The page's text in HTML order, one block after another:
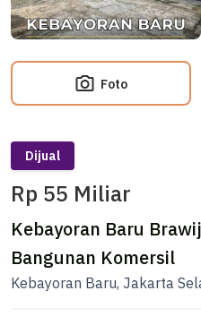
Foto
Dijual
Rp 55 Miliar
Kebayoran Baru
Bangunan Komersil
Kebayoran Baru, Jakarta